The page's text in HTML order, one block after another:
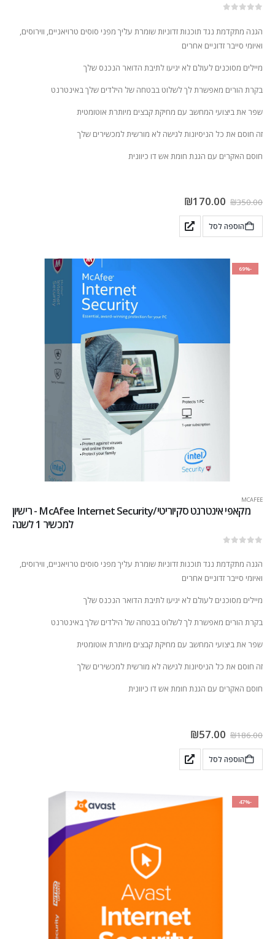
הגנה מתקדמת נגד תוכנות זדוניות שומרת עליך מפני סוסים טרויאניים, ווירוסים,
ואיומי סייבר זדוניים אחרים
מיילים מסוכנים לעולם לא יגיעו לתיבת הדואר הנכנס שלך
בקרת הורים מאפשרת לך לשלוט בבטחה של הילדים שלך באינטרנט
שפר את ביצועי המחשב עם מחיקת קבצים מיותרת אוטומטית
זה חוסם את כל הניסיונות לגישה לא מורשית למכשירים שלך
חוסם האקרים עם הגנת חומת אש דו כיוונית
₪350.00
₪170.00
הוספה לסל
-69%
MCAFEE
מקאפי אינטרנט סקיוריטי/McAfee Internet Security - רישיון
למכשיר 1 לשנה
הגנה מתקדמת נגד תוכנות זדוניות שומרת עליך מפני סוסים טרויאניים, ווירוסים,
ואיומי סייבר זדוניים אחרים
מיילים מסוכנים לעולם לא יגיעו לתיבת הדואר הנכנס שלך
בקרת הורים מאפשרת לך לשלוט בבטחה של הילדים שלך באינטרנט
שפר את ביצועי המחשב עם מחיקת קבצים מיותרת אוטומטית
זה חוסם את כל הניסיונות לגישה לא מורשית למכשירים שלך
חוסם האקרים עם הגנת חומת אש דו כיוונית
₪186.00
₪57.00
הוספה לסל
-47%